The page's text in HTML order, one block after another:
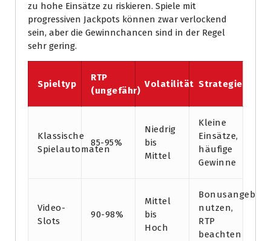
zu hohe Einsätze zu riskieren. Spiele mit
progressiven Jackpots können zwar verlockend
sein, aber die Gewinnchancen sind in der Regel
sehr gering.
Spieltyp
RTP
(ungefähr)
Volatilität Strategie
Klassische
Spielautomaten
85-95%
Niedrig
bis
Mittel
Kleine
Einsätze,
häufige
Gewinne
Video-
Slots
90-98%
Mittel
bis
Hoch
Bonusangebote
nutzen,
RTP
beachten